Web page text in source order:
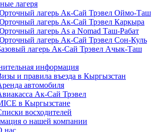
лагеря
лагерь Ак-Сай Трэвел Оймо-Таш
лагерь Ак-Сай Трэвел Каркыра
лагерь As a Nomad Таш-Рабат
лагерь Ак-Сай Трэвел Сон-Куль
лагерь Ак-Сай Трэвел Ачык-Таш
информация
и правила въезда в Кыргызстан
автомобиля
Ак-Сай Трэвел
в Кыргызстане
восходителей
о нашей компании
нас